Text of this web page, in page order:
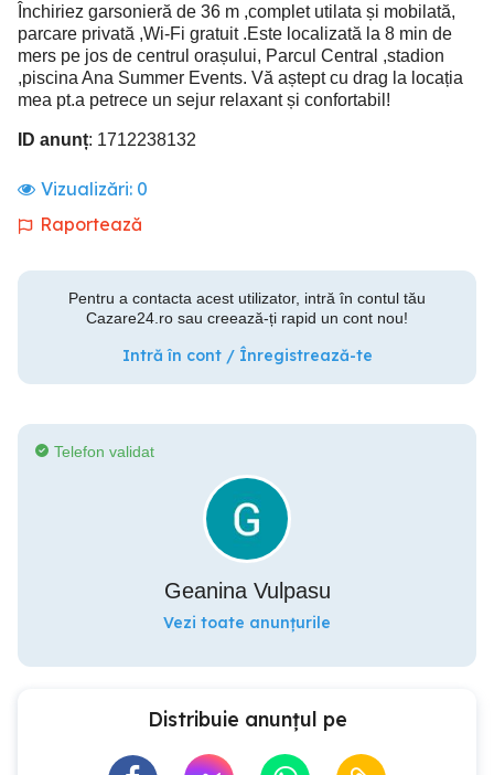
Închiriez garsonieră de 36 m ,complet utilata și mobilată,
parcare privată ,Wi-Fi gratuit .Este localizată la 8 min de
mers pe jos de centrul orașului, Parcul Central ,stadion
,piscina Ana Summer Events. Vă aștept cu drag la locația
mea pt.a petrece un sejur relaxant și confortabil!
ID anunț: 1712238132
Vizualizări: 0
Raportează
Pentru a contacta acest utilizator, intră în contul tău
Cazare24.ro sau creează-ți rapid un cont nou!
Intră în cont / Înregistrează-te
Telefon validat
Geanina Vulpasu
Vezi toate anunțurile
Distribuie anunțul pe